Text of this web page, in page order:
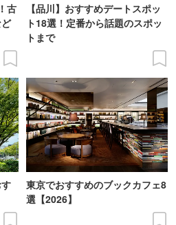
古
【品川】おすすめデートスポッ
ト18選！定番から話題のスポッ
トまで
東京でおすすめのブックカフェ8
選【2026】